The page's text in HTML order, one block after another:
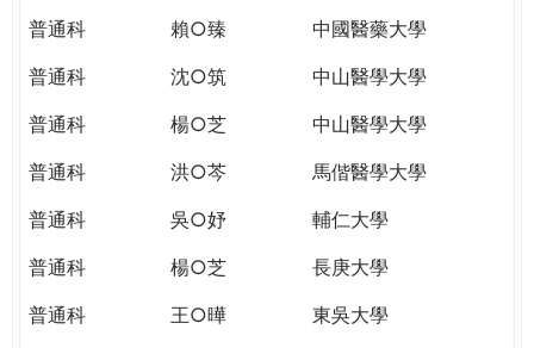
普通科
賴○臻
中國醫藥大學
普通科
沈○筑
中山醫學大學
普通科
楊○芝
中山醫學大學
普通科
洪○芩
馬偕醫學大學
普通科
吳○妤
輔仁大學
普通科
楊○芝
長庚大學
普通科
王○曄
東吳大學